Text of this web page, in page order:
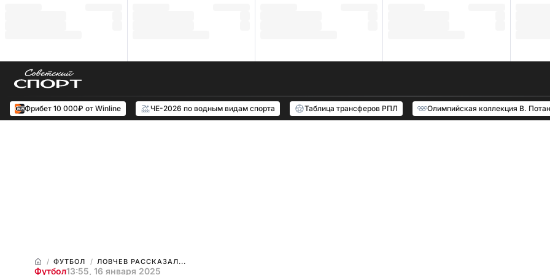
Фрибет 10 000₽ от Winline ЧЕ-2026 по водным видам спорта Таблица трансферов РПЛ Олимпийская коллекция В.
ФУТБОЛ ЛОВЧЕВ РАССКАЗАЛ...
Футбол13:55, 16 января 2025